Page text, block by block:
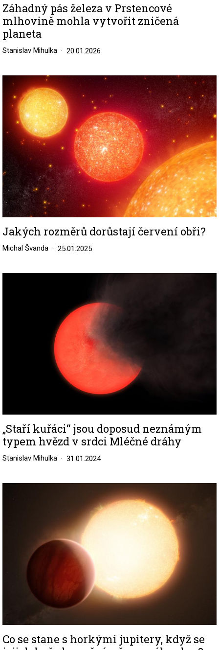
Záhadný pás železa v Prstencové
mlhovině mohla vytvořit zničená
planeta
Stanislav Mihulka 20.01.2026
Image
Jakých rozměrů dorůstají červení obři?
Michal Švanda 25.01.2025
„Staří kuřáci“ jsou doposud neznámým
typem hvězd v srdci Mléčné dráhy
Stanislav Mihulka 31.01.2024
Co se stane s horkými jupitery, když se